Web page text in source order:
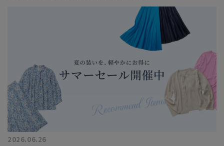
2026.06.26